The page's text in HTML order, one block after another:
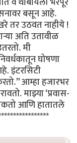
बसून आहे.
तर उठवत नाहीये !
अति उतावीळ
मी
घोषणा
इंटरसिटी
आम्हा हजारभर
माझ्या ‘प्रवास-
आणि हातातले